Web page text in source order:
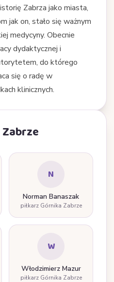
Zabrza jako miasta,
jak on, stało się ważnym
medycyny. Obecnie
dydaktycznej i
do którego
się o radę w
klinicznych.
N
Norman Banaszak
piłkarz Górnika Zabrze
W
Włodzimierz Mazur
piłkarz Górnika Zabrze